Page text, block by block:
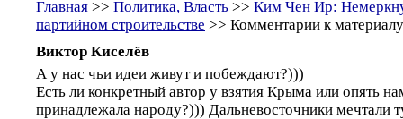
Главная >> Политика, Власть >> Ким Чен Ир:
партийном строительстве >> Комментарии к материалу
Виктор Киселёв
А у нас чьи идеи живут и побеждают?)))
Есть ли конкретный автор у взятия Крыма или опять
принадлежала народу?))) Дальневосточники мечтали